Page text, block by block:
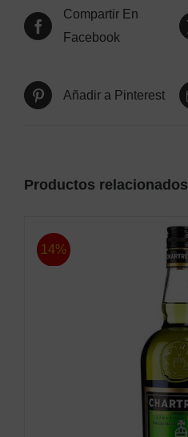
Compartir En
Facebook
Añadir a Pinterest
Productos relacionados
14%